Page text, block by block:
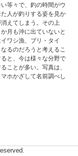
等々で、釣の時間がウ
人が釣りする姿を見か
えてしまう。その上
月も沖に出ていないと
ワシ漁、ブリ・タイ
るのだろうと考えるこ
と、今は様々な分野で
ことが多い。写真は、
ホかざして名前調べし